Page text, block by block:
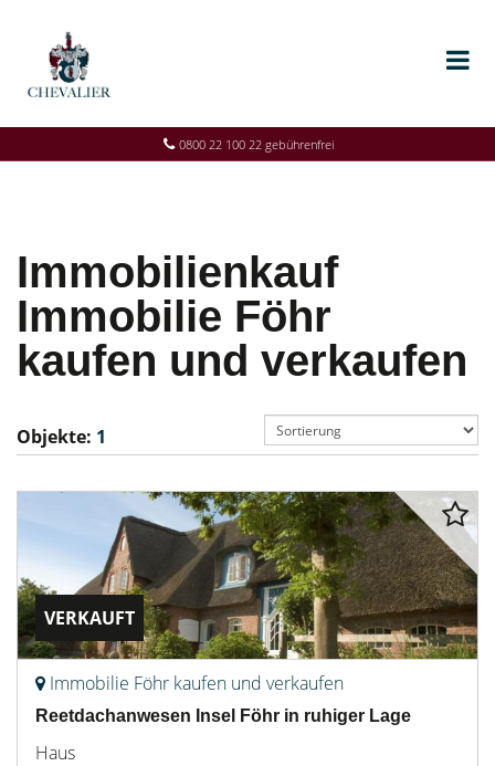
0800 22 100 22 gebührenfrei
Immobilienkauf
Immobilie Föhr
kaufen und verkaufen
Objekte: 1
VERKAUFT
Immobilie Föhr kaufen und verkaufen
Reetdachanwesen Insel Föhr in ruhiger Lage
Haus